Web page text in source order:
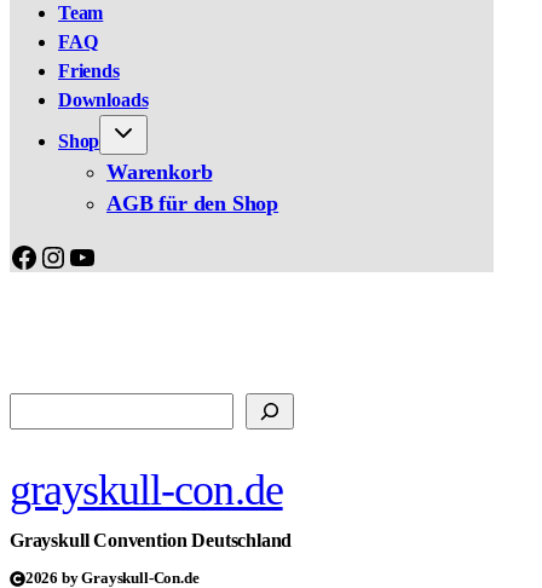
Team
FAQ
Friends
Downloads
Shop
Warenkorb
AGB für den Shop
Facebook
Instagram
YouTube
grayskull-con.de
Grayskull Convention Deutschland
2026 by Grayskull-Con.de